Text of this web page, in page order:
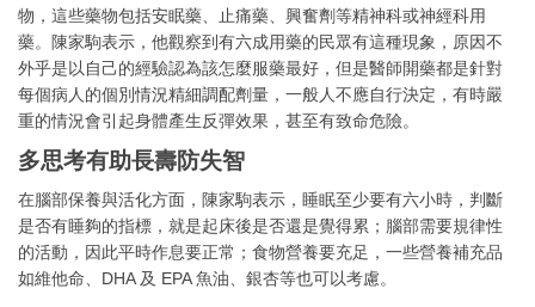
物，這些藥物包括安眠藥、止痛藥、興奮劑等精神科或神經科用
藥。陳家駒表示，他觀察到有六成用藥的民眾有這種現象，原因不
外乎是以自己的經驗認為該怎麼服藥最好，但是醫師開藥都是針對
每個病人的個別情況精細調配劑量，一般人不應自行決定，有時嚴
重的情況會引起身體產生反彈效果，甚至有致命危險。
多思考有助長壽防失智
在腦部保養與活化方面，陳家駒表示，睡眠至少要有六小時，判斷
是否有睡夠的指標，就是起床後是否還是覺得累；腦部需要規律性
的活動，因此平時作息要正常；食物營養要充足，一些營養補充品
如維他命、DHA 及 EPA 魚油、銀杏等也可以考慮。